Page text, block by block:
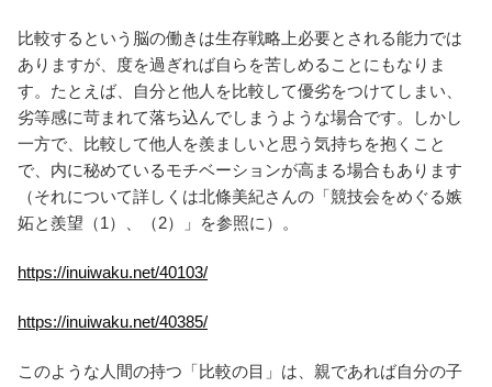
比較するという脳の働きは生存戦略上必要とされる能力では
ありますが、度を過ぎれば自らを苦しめることにもなりま
す。たとえば、自分と他人を比較して優劣をつけてしまい、
劣等感に苛まれて落ち込んでしまうような場合です。しかし
一方で、比較して他人を羨ましいと思う気持ちを抱くこと
で、内に秘めているモチベーションが高まる場合もあります
（それについて詳しくは北條美紀さんの「競技会をめぐる嫉
妬と羨望（1）、（2）」を参照に）。
https://inuiwaku.net/40103/
https://inuiwaku.net/40385/
このような人間の持つ「比較の目」は、親であれば自分の子